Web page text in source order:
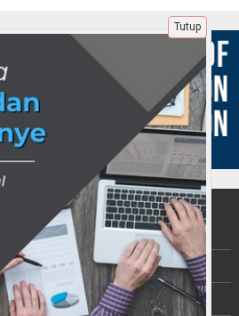
Tentang Kami
Berita
Disclaimer
Tutup